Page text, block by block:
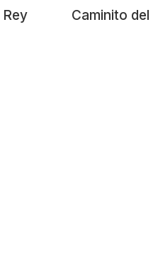
Caminito del